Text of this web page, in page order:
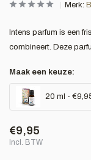
Merk:
Intens parfum is een
combineert. Deze
Maak een keuze:
20 ml -
€9,95
Incl. BTW